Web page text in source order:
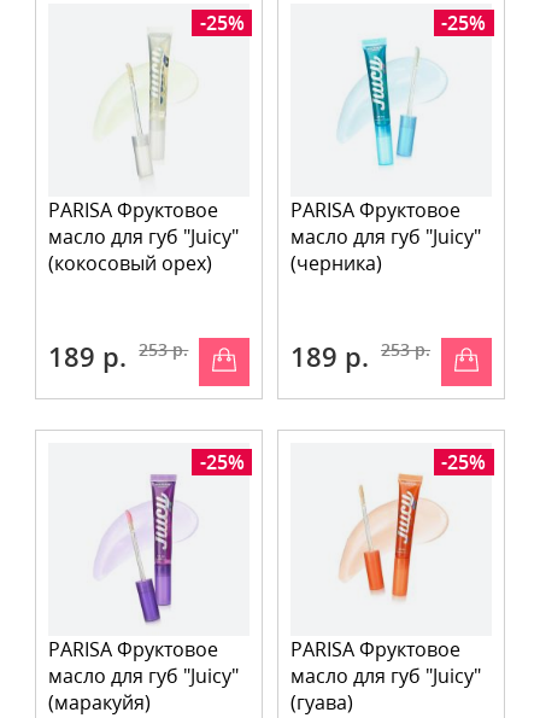
-25%
PARISA Фруктовое
масло для губ "Juicy"
(кокосовый орех)
189 р. 253 р.
-25%
PARISA Фруктовое
масло для губ "Juicy"
(черника)
189 р. 253 р.
-25%
PARISA Фруктовое
масло для губ "Juicy"
(маракуйя)
-25%
PARISA Фруктовое
масло для губ "Juicy"
(гуава)